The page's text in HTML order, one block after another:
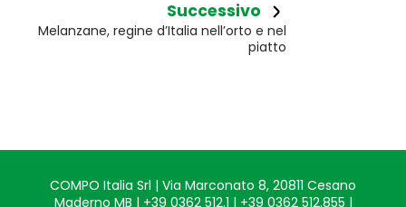
Successivo
Melanzane, regine d’Italia nell’orto e nel
piatto
COMPO Italia Srl | Via Marconato 8, 20811 Cesano
Maderno MB | +39 0362 512.1 | +39 0362 512.855 |